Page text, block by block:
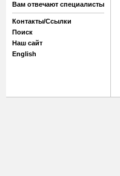
Вам отвечают специалисты
Контакты/Ссылки
Поиск
Наш сайт
English